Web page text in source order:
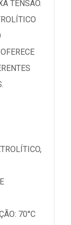
TENSÃO.
70°C